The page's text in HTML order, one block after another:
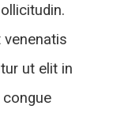
venenatis
ut elit in
congue